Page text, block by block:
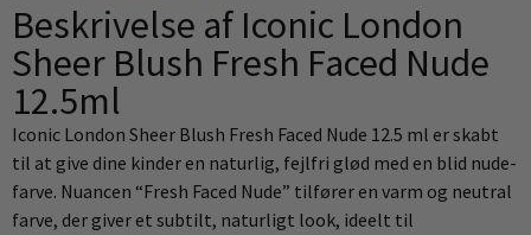
Beskrivelse af Iconic London
Sheer Blush Fresh Faced Nude
12.5ml
Iconic London Sheer Blush Fresh Faced Nude 12.5 ml er skabt
til at give dine kinder en naturlig, fejlfri glød med en blid nude-
farve. Nuancen “Fresh Faced Nude” tilfører en varm og neutral
farve, der giver et subtilt, naturligt look, ideelt til